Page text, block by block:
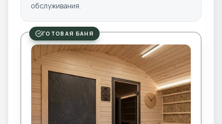
обслуживания.
ГОТОВАЯ БАНЯ